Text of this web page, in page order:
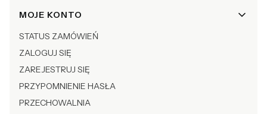
Linki w stopce
MOJE KONTO
STATUS ZAMÓWIEŃ
ZALOGUJ SIĘ
ZAREJESTRUJ SIĘ
PRZYPOMNIENIE HASŁA
PRZECHOWALNIA